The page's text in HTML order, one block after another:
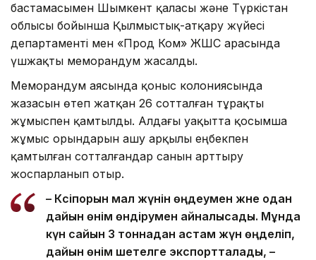
бастамасымен Шымкент қаласы және Түркістан
облысы бойынша Қылмыстық-атқару жүйесі
департаменті мен «Прод Ком» ЖШС арасында
үшжақты меморандум жасалды.
Меморандум аясында қоныс колониясында
жазасын өтеп жатқан 26 сотталған тұрақты
жұмыспен қамтылды. Алдағы уақытта қосымша
жұмыс орындарын ашу арқылы еңбекпен
қамтылған сотталғандар санын арттыру
жоспарланып отыр.
– Кәсіпорын мал жүнін өңдеумен және одан
дайын өнім өндірумен айналысады. Мұнда
күн сайын 3 тоннадан астам жүн өңделіп,
дайын өнім шетелге экспортталады, –